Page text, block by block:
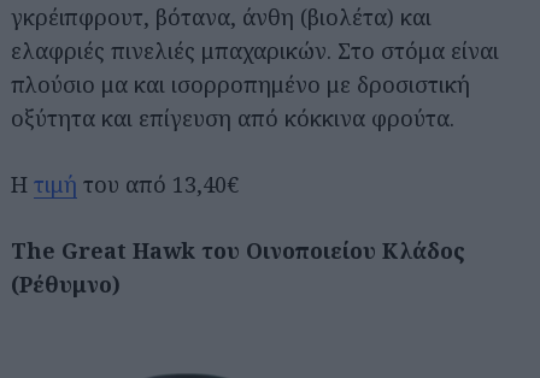
γκρέιπφρουτ, βότανα, άνθη (βιολέτα) και
ελαφριές πινελιές μπαχαρικών. Στο στόμα είναι
πλούσιο μα και ισορροπημένο με δροσιστική
οξύτητα και επίγευση από κόκκινα φρούτα.
H τιμή του από 13,40€
Τhe Great Hawk του Οινοποιείου Κλάδος
(Ρέθυμνο)